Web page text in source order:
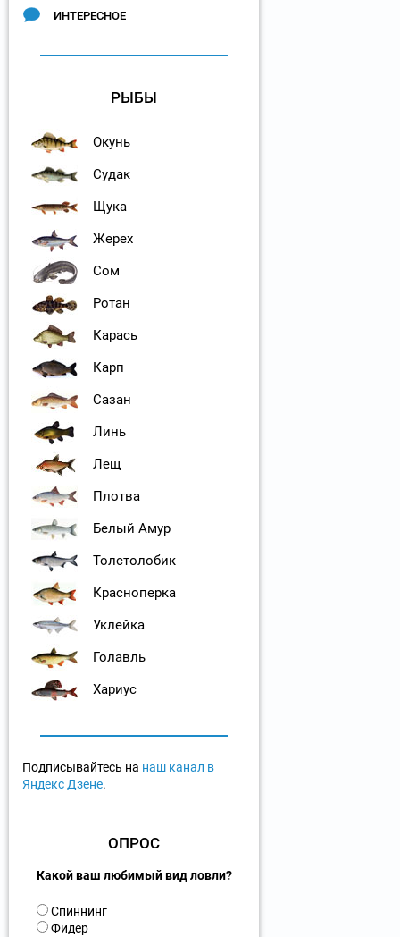
ИНТЕРЕСНОЕ
РЫБЫ
Окунь
Судак
Щука
Жерех
Сом
Ротан
Карась
Карп
Сазан
Линь
Лещ
Плотва
Белый Амур
Толстолобик
Красноперка
Уклейка
Голавль
Хариус
Подписывайтесь на наш канал в
Яндекс Дзене.
ОПРОС
Какой ваш любимый вид ловли?
В
а
Спиннинг
Фидер